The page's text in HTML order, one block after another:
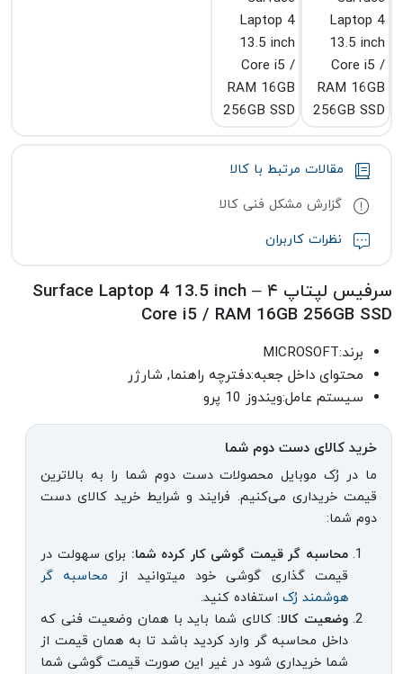
مقالات مرتبط با کالا
گزارش مشکل فنی کالا
نظرات کاربران
سرفیس لپتاپ ۴ – Surface Laptop 4 13.5 inch
Core i5 / RAM 16GB 256GB SSD
برند:MICROSOFT
محتوای داخل جعبه:دفترچه راهنما, شارژر
سیستم عامل:ویندوز 10 پرو
خرید کالای دست دوم شما
ما در رُک موبایل محصولات دست دوم شما را به بالاترین
قیمت خریداری می‌کنیم. فرایند و شرایط خرید کالای دست
دوم شما:
محاسبه گر قیمت گوشی کار کرده شما: برای سهولت در
قیمت گذاری گوشی خود میتوانید از محاسبه گر
هوشمند رُک استفاده کنید.
وضعیت کالا: کالای شما باید با همان وضعیت فنی که
داخل محاسبه گر وارد کردید باشد تا به همان قیمت از
شما خریداری شود در غیر این صورت قیمت گوشی شما